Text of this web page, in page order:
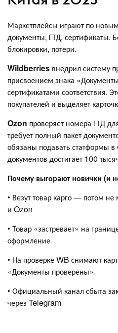
Маркетплейсы играют по
документы, ГТД, сертификаты.
блокировки, потери.
Wildberries внедрил систему
присвоением знака
сертификатами соответствия.
покупателей и выделяет
Ozon проверяет номера ГТД
требует полный пакет
обязаны подавать статформы
документов достигает 100
Почему выгорают новички (и
• Везут товар карго — потом
и Ozon
• Товар «застревает» на
оформление
• На проверке WB снимают
«Документы проверены»
• Официальный канал сбыта
через Telegram